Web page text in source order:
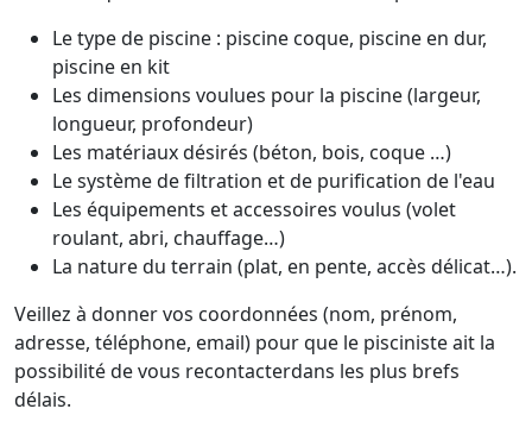
Le type de piscine : piscine coque, piscine en dur,
piscine en kit
Les dimensions voulues pour la piscine (largeur,
longueur, profondeur)
Les matériaux désirés (béton, bois, coque …)
Le système de filtration et de purification de l'eau
Les équipements et accessoires voulus (volet
roulant, abri, chauffage…)
La nature du terrain (plat, en pente, accès délicat…).
Veillez à donner vos coordonnées (nom, prénom,
adresse, téléphone, email) pour que le pisciniste ait la
possibilité de vous recontacterdans les plus brefs
délais.